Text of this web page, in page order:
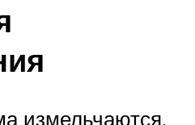
измельчаются,